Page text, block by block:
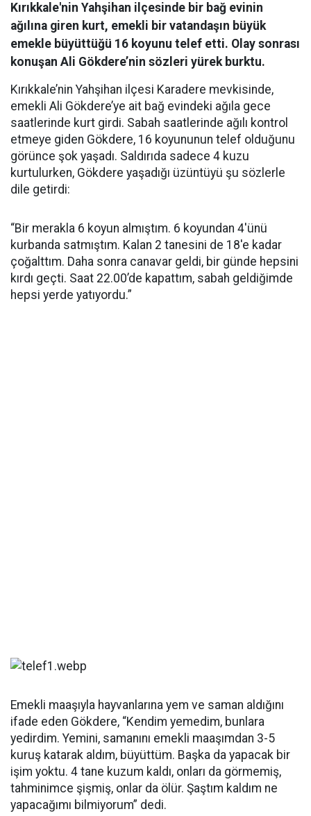
Kırıkkale'nin Yahşihan ilçesinde bir bağ evinin
ağılına giren kurt, emekli bir vatandaşın büyük
emekle büyüttüğü 16 koyunu telef etti. Olay sonrası
konuşan Ali Gökdere’nin sözleri yürek burktu.
Kırıkkale’nin Yahşihan ilçesi Karadere mevkisinde,
emekli Ali Gökdere’ye ait bağ evindeki ağıla gece
saatlerinde kurt girdi. Sabah saatlerinde ağılı kontrol
etmeye giden Gökdere, 16 koyununun telef olduğunu
görünce şok yaşadı. Saldırıda sadece 4 kuzu
kurtulurken, Gökdere yaşadığı üzüntüyü şu sözlerle
dile getirdi:
“Bir merakla 6 koyun almıştım. 6 koyundan 4'ünü
kurbanda satmıştım. Kalan 2 tanesini de 18'e kadar
çoğalttım. Daha sonra canavar geldi, bir günde hepsini
kırdı geçti. Saat 22.00’de kapattım, sabah geldiğimde
hepsi yerde yatıyordu.”
Emekli maaşıyla hayvanlarına yem ve saman aldığını
ifade eden Gökdere, “Kendim yemedim, bunlara
yedirdim. Yemini, samanını emekli maaşımdan 3-5
kuruş katarak aldım, büyüttüm. Başka da yapacak bir
işim yoktu. 4 tane kuzum kaldı, onları da görmemiş,
tahminimce şişmiş, onlar da ölür. Şaştım kaldım ne
yapacağımı bilmiyorum” dedi.